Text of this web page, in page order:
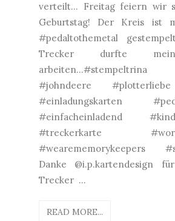
verteilt... Freitag feiern wir
Geburtstag! Der Kreis ist
#pedaltothemetal
Trecker durfte
arbeiten...#stempeltrina
#johndeere
#einladungskarten
#einfacheinladend
#treckerkarte
#wearememorykeepers
Danke @i.p.kartendesign
Trecker ...
READ MORE...